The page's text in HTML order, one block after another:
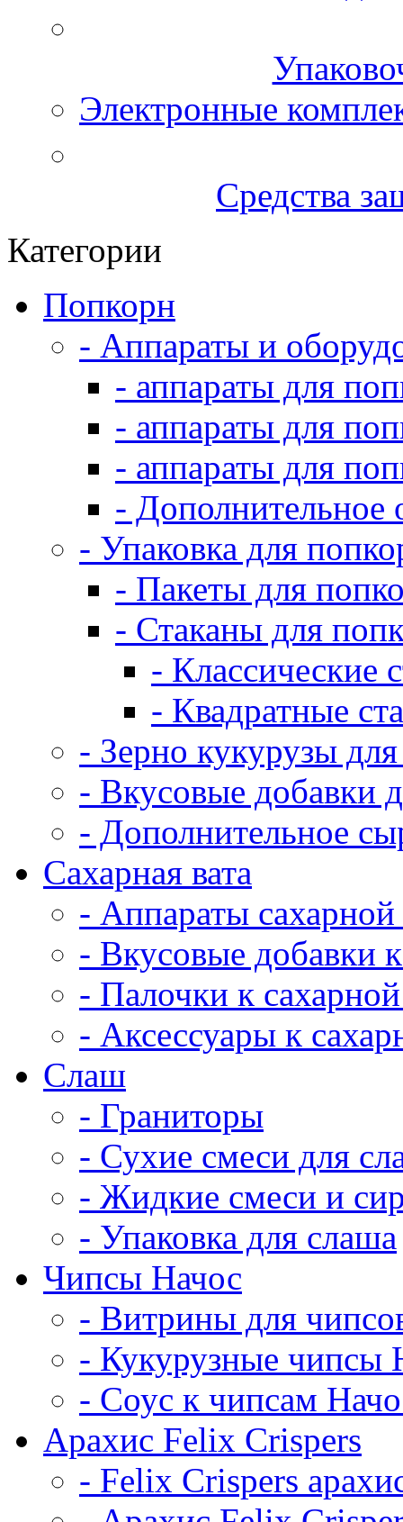
Электронные
Средства
Категории
Попкорн
- Аппараты и
- аппараты для
- аппараты для
- аппараты для
- Дополнительное
- Упаковка для
- Пакеты для
- Стаканы для
- Классические
- Квадратные
- Зерно кукурузы
- Вкусовые добавки
- Дополнительное
Сахарная вата
- Аппараты сахарной
- Вкусовые добавки
- Палочки к сахарной
- Аксессуары к
Cлаш
- Граниторы
- Сухие смеси для
- Жидкие смеси и
- Упаковка для слаша
Чипсы Начос
- Витрины для
- Кукурузные чипсы
- Соус к чипсам
Арахис Felix Crispers
- Felix Crispers